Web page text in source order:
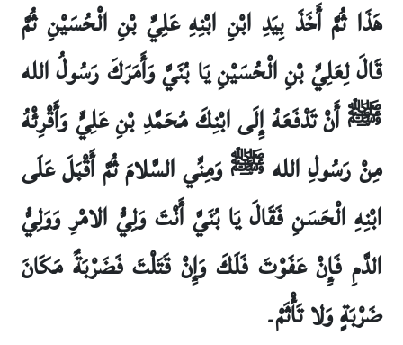
هَذَا ثُمَّ أَخَذَ بِيَدِ ابْنِ ابْنِهِ عَلِيِّ بْنِ الْحُسَيْنِ ثُمَّ
قَالَ لِعَلِيِّ بْنِ الْحُسَيْنِ يَا بُنَيَّ وَأَمَرَكَ رَسُولُ الله
ﷺ أَنْ تَدْفَعَهُ إِلَى ابْنِكَ مُحَمَّدِ بْنِ عَلِيٍّ وَأَقْرِئْهُ
مِنْ رَسُولِ الله ﷺ وَمِنِّي السَّلامَ ثُمَّ أَقْبَلَ عَلَى
ابْنِهِ الْحَسَنِ فَقَالَ يَا بُنَيَّ أَنْتَ وَلِيُّ الامْرِ وَوَلِيُّ
الدَّمِ فَإِنْ عَفَوْتَ فَلَكَ وَإِنْ قَتَلْتَ فَضَرْبَةٌ مَكَانَ
ضَرْبَةٍ وَلا تَأْثَمْ۔